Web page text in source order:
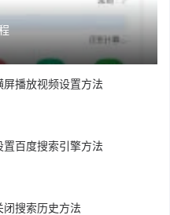
屏播放视频设置方法
置百度搜索引擎方法
闭搜索历史方法